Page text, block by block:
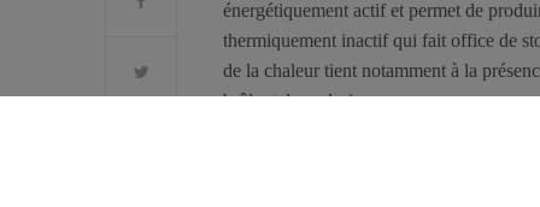
énergétiquement actif et permet de
thermiquement inactif qui fait office de
de la chaleur tient notamment à la
brûlent des calories.